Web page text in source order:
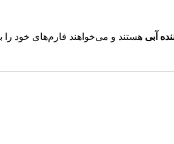
آبی